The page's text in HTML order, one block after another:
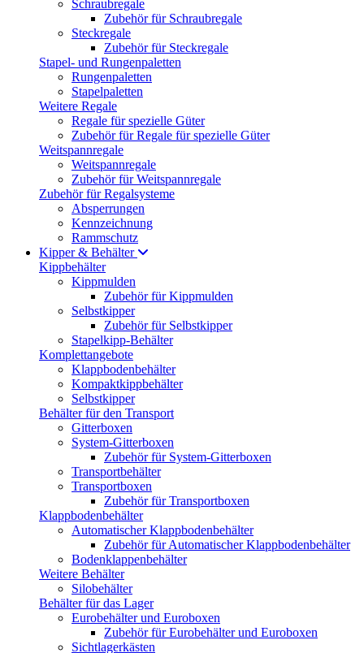
Schraubregale
Zubehör für Schraubregale
Steckregale
Zubehör für Steckregale
Stapel- und Rungenpaletten
Rungenpaletten
Stapelpaletten
Weitere Regale
Regale für spezielle Güter
Zubehör für Regale für spezielle Güter
Weitspannregale
Weitspannregale
Zubehör für Weitspannregale
Zubehör für Regalsysteme
Absperrungen
Kennzeichnung
Rammschutz
Kipper & Behälter
Kippbehälter
Kippmulden
Zubehör für Kippmulden
Selbstkipper
Zubehör für Selbstkipper
Stapelkipp-Behälter
Komplettangebote
Klappbodenbehälter
Kompaktkippbehälter
Selbstkipper
Behälter für den Transport
Gitterboxen
System-Gitterboxen
Zubehör für System-Gitterboxen
Transportbehälter
Transportboxen
Zubehör für Transportboxen
Klappbodenbehälter
Automatischer Klappbodenbehälter
Zubehör für Automatischer Klappbodenbehälter
Bodenklappenbehälter
Weitere Behälter
Silobehälter
Behälter für das Lager
Eurobehälter und Euroboxen
Zubehör für Eurobehälter und Euroboxen
Sichtlagerkästen